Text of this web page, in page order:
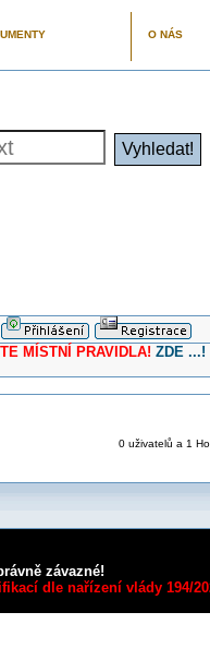
O NÁS
MÍSTNÍ PRAVIDLA! ZDE ...!
0 uživatelů a 1
závazné!
dle nařízení vlády 194/